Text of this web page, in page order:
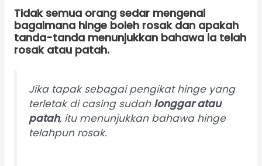
Tidak semua orang sedar mengenai
bagaimana hinge boleh rosak dan apakah
tanda-tanda menunjukkan bahawa ia telah
rosak atau patah.
Jika tapak sebagai pengikat hinge yang
terletak di casing sudah longgar atau
patah, itu menunjukkan bahawa hinge
telahpun rosak.